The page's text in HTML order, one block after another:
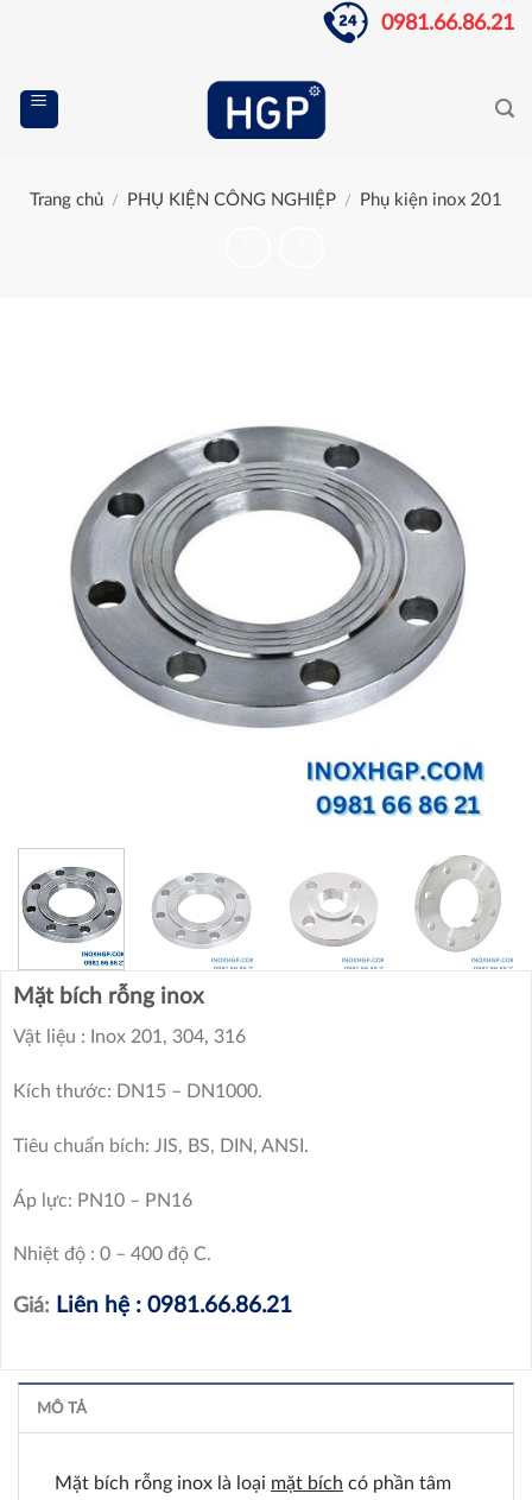
0981.66.86.21
Trang chủ / PHỤ KIỆN CÔNG NGHIỆP / Phụ kiện inox 201
Mặt bích rỗng inox
Vật liệu : Inox 201, 304, 316
Kích thước: DN15 – DN1000.
Tiêu chuẩn bích: JIS, BS, DIN, ANSI.
Áp lực: PN10 – PN16
Nhiệt độ : 0 – 400 độ C.
Giá: Liên hệ : 0981.66.86.21
MÔ TẢ
Mặt bích rỗng inox là loại mặt bích có phần tâm